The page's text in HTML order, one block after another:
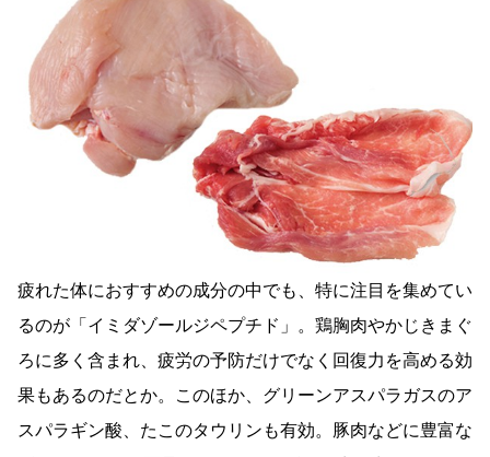
疲れた体におすすめの成分の中でも、特に注目を集めてい
るのが「イミダゾールジペプチド」。鶏胸肉やかじきまぐ
ろに多く含まれ、疲労の予防だけでなく回復力を高める効
果もあるのだとか。このほか、グリーンアスパラガスのア
スパラギン酸、たこのタウリンも有効。豚肉などに豊富な